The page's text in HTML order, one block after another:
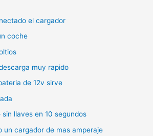
el cargador
coche
muy rapido
de 12v sirve
llaves en 10 segundos
un cargador de mas amperaje